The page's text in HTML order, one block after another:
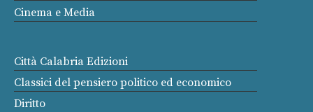
Cinema e Media
Città Calabria Edizioni
Classici del pensiero politico ed economico
Diritto